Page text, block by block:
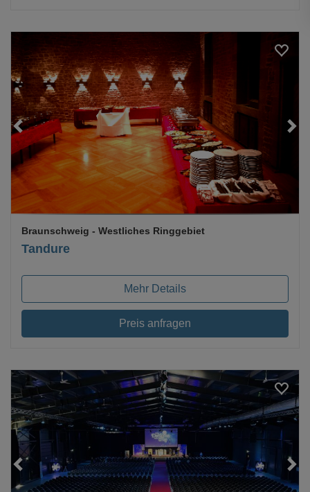
Loading...
Tandure
Braunschweig - Westliches Ringgebiet
Mehr Details
Preis anfragen
Loading...